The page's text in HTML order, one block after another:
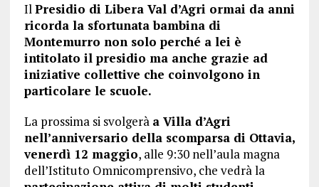
IlPresidio di Libera Val d’Agri ormai da anni
ricorda la sfortunata bambina di
Montemurro non solo perché a lei è
intitolato il presidio ma anche grazie ad
iniziative collettive che coinvolgono in
particolare le scuole.
La prossima si svolgerà a Villa d’Agri
nell’anniversario della scomparsa di Ottavia,
venerdì 12 maggio, alle 9:30 nell’aula magna
dell’Istituto Omnicomprensivo, che vedrà la